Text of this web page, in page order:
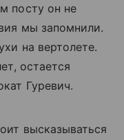
посту он не
мы запомнили.
на вертолете.
остается
Гуревич.
высказываться